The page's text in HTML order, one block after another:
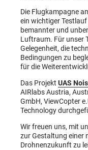
Die Flugkampagne
ein wichtiger
bemannter und
Luftraum. Für unser
Gelegenheit, die
Bedingungen zu
für die
Das Projekt UAS
AIRlabs Austria,
GmbH, ViewCopter
Technology
Wir freuen uns, mit
zur Gestaltung einer
Drohnenzukunft zu